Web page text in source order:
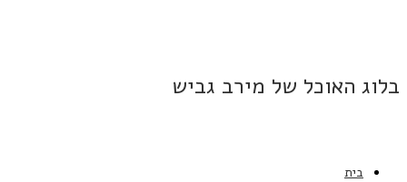
בלוג האוכל של מירב גביש
בית